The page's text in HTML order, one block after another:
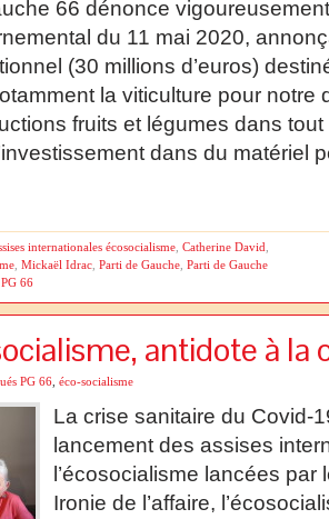
66 dénonce
du 11 mai 2020,
(30 millions d’euros)
la viticulture pour notre
fruits et légumes dans tout
dans du matériel
internationales écosocialisme Catherine David
Mickaël Idrac Parti de Gauche Parti de Gauche
PG 66
antidote à la
PG 66 éco-socialisme
La crise sanitaire du Covid-
lancement des assises
l’écosocialisme lancées par
Ironie de l’affaire,